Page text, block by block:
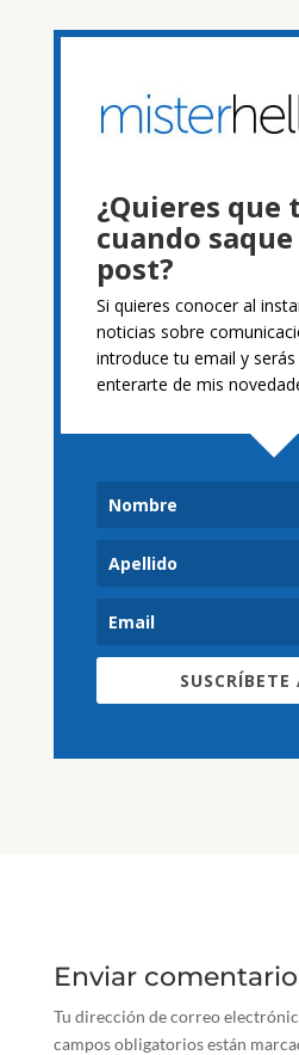
¿Quieres que
cuando
post?
Si quieres conocer al
noticias sobre
introduce tu email y
enterarte de mis
SUSCRÍBETE
Enviar comentario
Tu dirección de correo
campos obligatorios están